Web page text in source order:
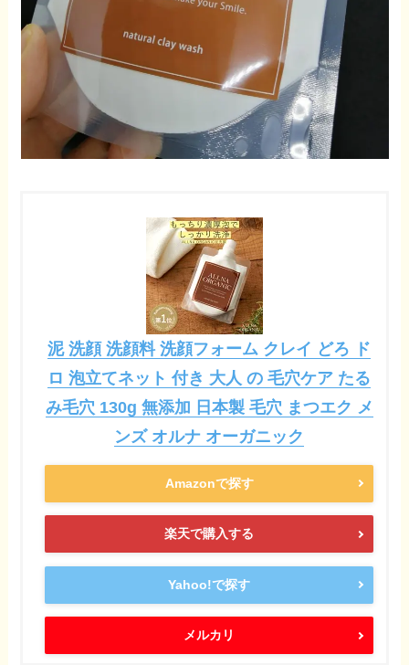
泥 洗顔 洗顔料 洗顔フォーム クレイ どろ ド
ロ 泡立てネット 付き 大人 の 毛穴ケア たる
み毛穴 130g 無添加 日本製 毛穴 まつエク メ
ンズ オルナ オーガニック
Amazonで探す
楽天で購入する
Yahoo!で探す
メルカリ